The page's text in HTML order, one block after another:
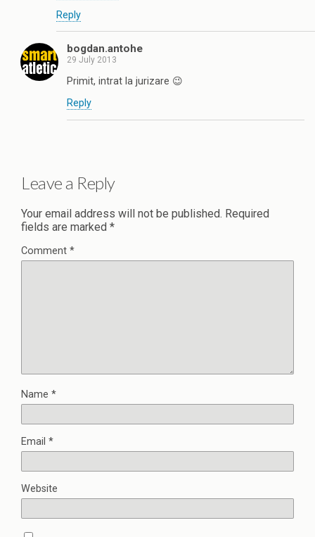
Reply
bogdan.antohe
29 July 2013
Primit, intrat la jurizare 😉
Reply
Leave a Reply
Your email address will not be published. Required
fields are marked *
Comment *
Name *
Email *
Website